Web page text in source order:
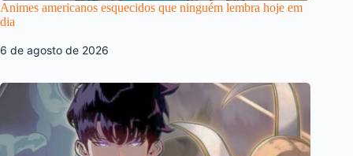
Animes americanos esquecidos que ninguém lembra hoje em
dia
6 de agosto de 2026